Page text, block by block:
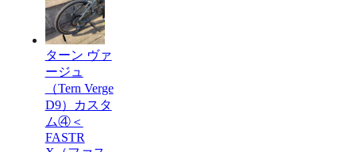
ターン ヴァ
ージュ
（Tern Verge
D9）カスタ
ム④＜
FASTR